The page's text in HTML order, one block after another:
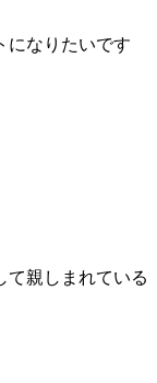
になりたいです
て親しまれている